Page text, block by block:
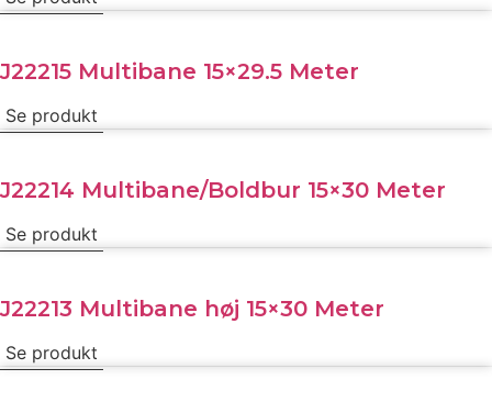
J22215 Multibane 15×29.5 Meter
Se produkt
J22214 Multibane/Boldbur 15×30 Meter
Se produkt
J22213 Multibane høj 15×30 Meter
Se produkt